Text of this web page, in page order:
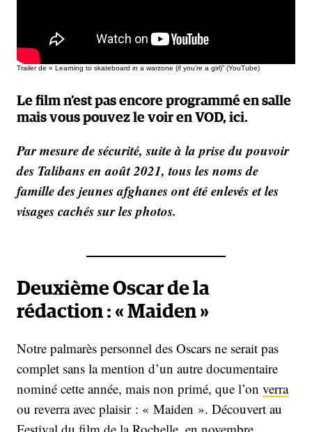
Trailer de « Learning to skateboard in a warzone (if you’re a girl)” (YouTube)
Le film n’est pas encore programmé en salle
mais vous pouvez le voir en VOD, ici.
Par mesure de sécurité, suite à la prise du pouvoir
des Talibans en août 2021, tous les noms de
famille des jeunes afghanes ont été enlevés et les
visages cachés sur les photos.
Deuxième Oscar de la
rédaction : « Maiden »
Notre palmarès personnel des Oscars ne serait pas
complet sans la mention d’un autre documentaire
nominé cette année, mais non primé, que l’on verra
ou reverra avec plaisir : « Maiden ». Découvert au
Festival du film de la Rochelle, en novembre